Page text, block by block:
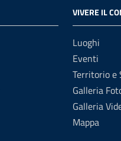
VIVERE IL
Luoghi
Eventi
Territorio e
Galleria
Galleria
Mappa